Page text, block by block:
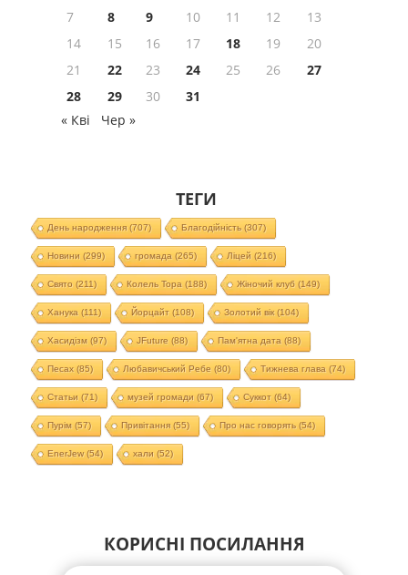
7
8 9 10 11 12
13
14
15 16 17 18 19
20
21
22 23 24 25 26
27
28
29 30
31
« Кві
Чер »
ТЕГИ
День народження(707) Благодійність (307)
Новини (299) громада (265) Ліцей (216)
Свято (211) Колель Тора (188) Жіночий клуб (149)
Ханука (111) Йорцайт (108) Золотий вік(104)
Хасидізм (97) JFuture (88) Пам'ятна дата (88)
Песах(85) Любавичський Ребе (80) Тижнева глава (74)
Статьи (71) музей громади (67) Суккот (64)
Пурім (57) Привітання(55) Про нас говорять (54)
EnerJew(54) хали (52)
КОРИСНІ ПОСИЛАННЯ